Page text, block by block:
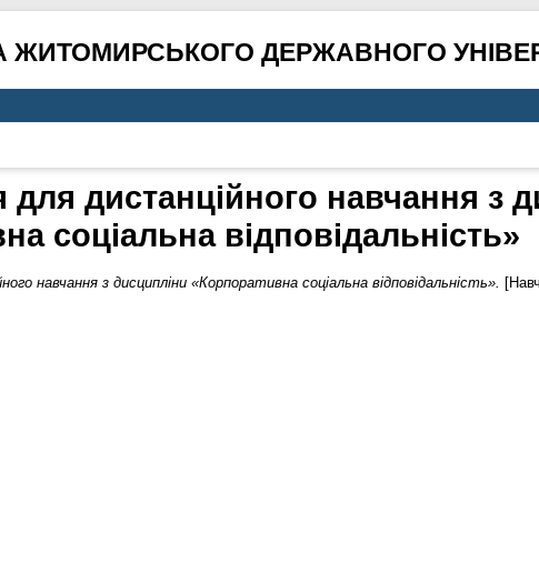
ЖИТОМИРСЬКОГО ДЕРЖАВНОГО
для дистанційного навчання з
соціальна відповідальність»
навчання з дисципліни «Корпоративна соціальна відповідальність».